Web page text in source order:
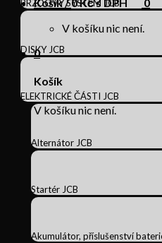
V košíku nic není.
0
Košík
V košíku nic není.
BRZDOVÝ SYSTÉM JCB
DISKY JCB
ELEKTRICKÉ ČÁSTI JCB
Alternátor JCB
Startér JCB
Akumulátor, příslušenství